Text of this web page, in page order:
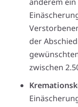
der
zwischen